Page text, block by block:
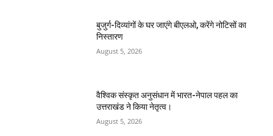
बुजुर्ग-दिव्यांगों के घर जाएंगे बीएलओ, करेंगे नोटिसों का
निस्तारण
August 5, 2026
वैश्विक संस्कृत अनुसंधान में भारत-नेपाल पहल का
उत्तराखंड ने किया नेतृत्व।
August 5, 2026